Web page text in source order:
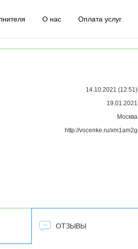
О нас Оплата услуг
14.10.2021 (12:51)
19.01.2021
Москва
http://vocenke.ru/xm1am2g
ОТЗЫВЫ